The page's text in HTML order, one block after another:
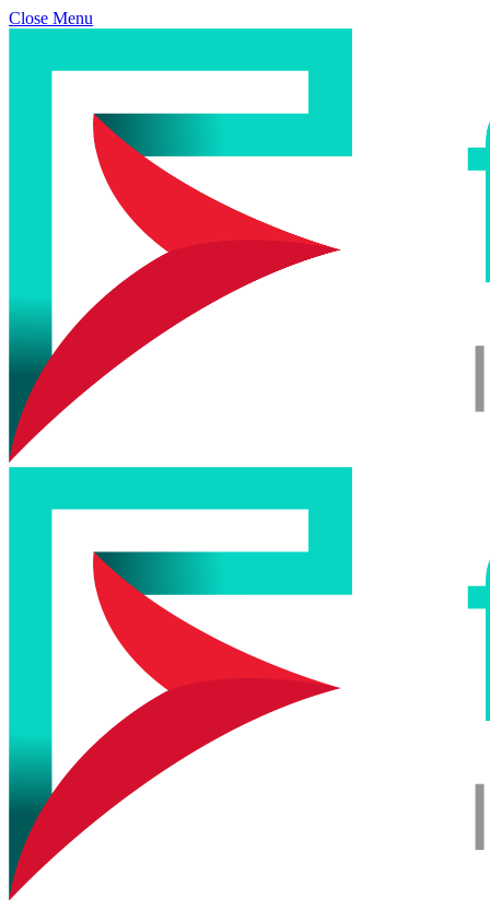
Close Menu